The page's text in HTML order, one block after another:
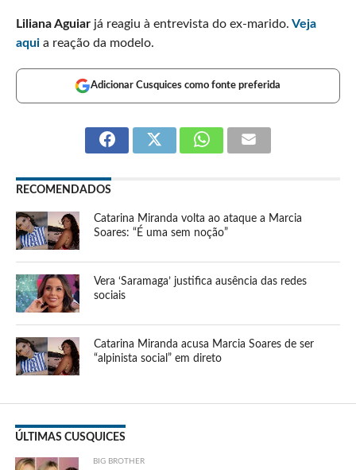
Liliana Aguiarjá reagiu à entrevista do ex-marido. Veja
aqui a reação da modelo.
Adicionar Cusquices como fonte preferida
RECOMENDADOS
Catarina Miranda volta ao ataque a Marcia
Soares: “É uma sem noção”
Vera ‘Saramaga’ justifica ausência das redes
sociais
Catarina Miranda acusa Marcia Soares de ser
“alpinista social” em direto
ÚLTIMAS CUSQUICES
BIG BROTHER